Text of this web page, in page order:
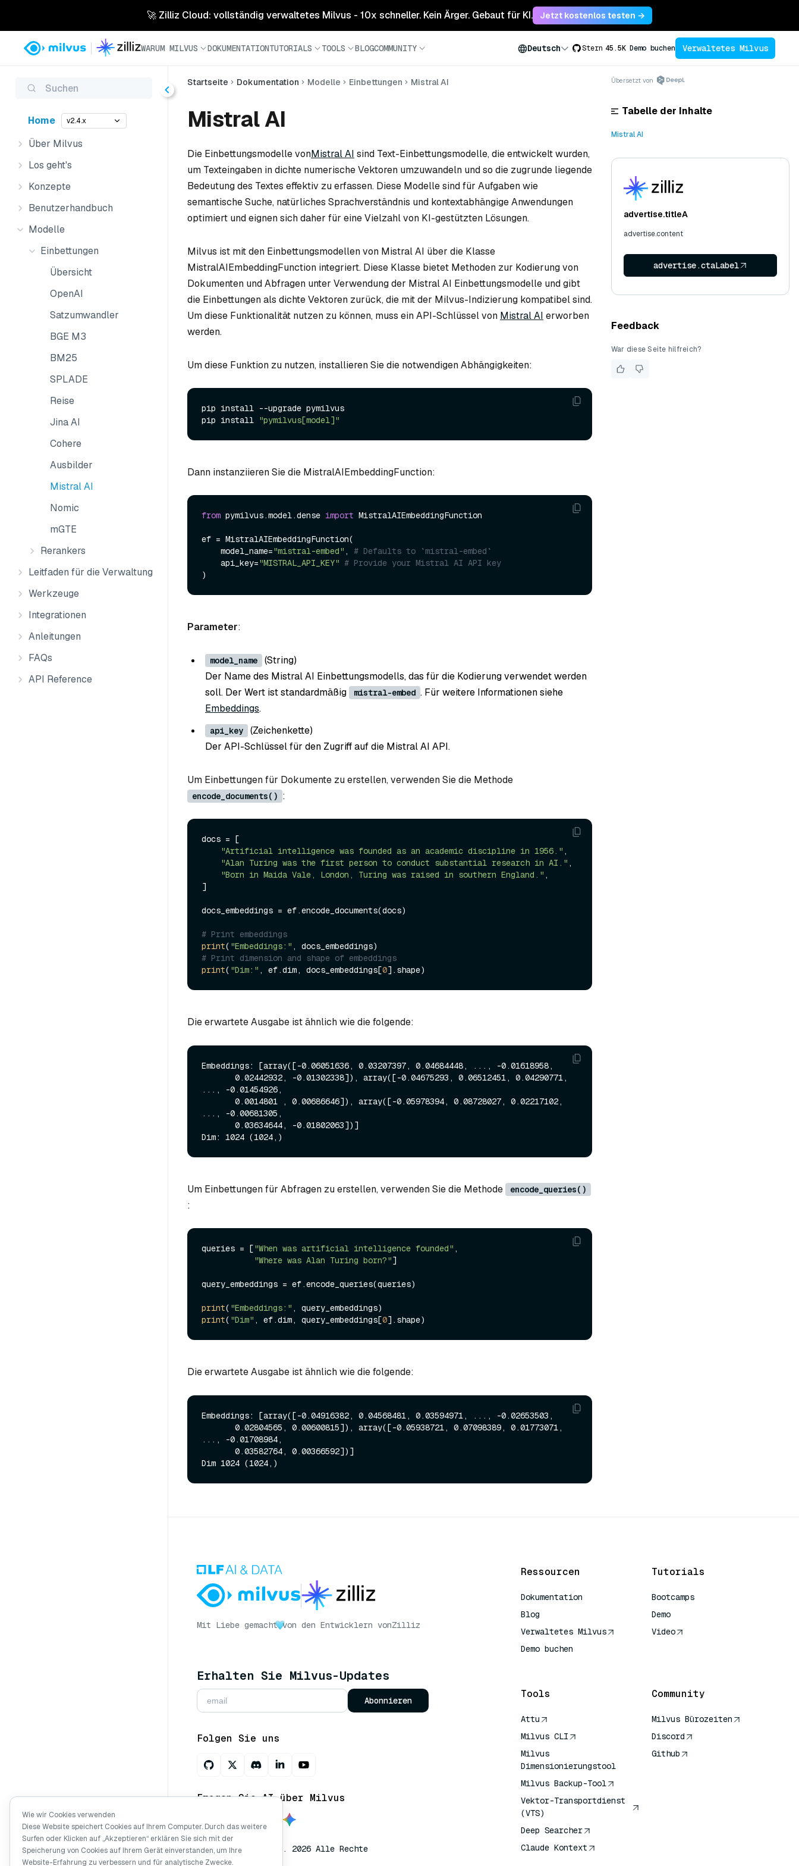
🚀 Zilliz Cloud: vollständig verwaltetes Milvus - 10x schneller. Kein Ärger. Gebaut für KI. Jetzt kostenlos testen →
WARUM MILVUS DOKUMENTATIONTUTORIALS TOOLS BLOGCOMMUNITY Deutsch Stern 45.5K Demo buchen Verwaltetes Milvus
Suchen
Home v2.4.x
Über Milvus
Los geht's
Konzepte
Benutzerhandbuch
Modelle
Einbettungen
Übersicht
OpenAI
Satzumwandler
BGE M3
BM25
SPLADE
Reise
Jina AI
Cohere
Ausbilder
Mistral AI
Nomic
mGTE
Rerankers
Leitfaden für die Verwaltung
Werkzeuge
Integrationen
Anleitungen
FAQs
API Reference
Startseite Dokumentation Modelle Einbettungen Mistral AI
Mistral AI
Die Einbettungsmodelle vonMistral AI sind Text-Einbettungsmodelle, die entwickelt wurden,
um Texteingaben in dichte numerische Vektoren umzuwandeln und so die zugrunde liegende
Bedeutung des Textes effektiv zu erfassen. Diese Modelle sind für Aufgaben wie
semantische Suche, natürliches Sprachverständnis und kontextabhängige Anwendungen
optimiert und eignen sich daher für eine Vielzahl von KI-gestützten Lösungen.
Milvus ist mit den Einbettungsmodellen von Mistral AI über die Klasse
MistralAIEmbeddingFunction integriert. Diese Klasse bietet Methoden zur Kodierung von
Dokumenten und Abfragen unter Verwendung der Mistral AI Einbettungsmodelle und gibt
die Einbettungen als dichte Vektoren zurück, die mit der Milvus-Indizierung kompatibel sind.
Um diese Funktionalität nutzen zu können, muss ein API-Schlüssel von Mistral AI erworben
werden.
Um diese Funktion zu nutzen, installieren Sie die notwendigen Abhängigkeiten:
pip install --upgrade pymilvus
pip install "pymilvus[model]"
Dann instanziieren Sie die MistralAIEmbeddingFunction:
from pymilvus.model.dense import MistralAIEmbeddingFunction
ef = MistralAIEmbeddingFunction(
    model_name=
"mistral-embed" , # Defaults to `mistral-embed`
    api_key=
"MISTRAL_API_KEY" # Provide your Mistral AI API key
Parameter:
model_name (String)
Der Name des Mistral AI Einbettungsmodells, das für die Kodierung verwendet werden
soll. Der Wert ist standardmäßig
mistral-embed . Für weitere Informationen siehe
Embeddings.
api_key (Zeichenkette)
Der API-Schlüssel für den Zugriff auf die Mistral AI API.
Um Einbettungen für Dokumente zu erstellen, verwenden Sie die Methode
encode_documents() :
docs = [
"Artificial intelligence was founded as an academic discipline in 1956." ,
"Alan Turing was the first person to conduct substantial research in AI." ,
"Born in Maida Vale, London, Turing was raised in southern England." ,
]
docs_embeddings = ef.encode_documents(docs)
# Print embeddings
print( "Embeddings:"
# Print dimension and shape of embeddings
print( "Dim:" , ef.dim, docs_embeddings[0
Die erwartete Ausgabe ist ähnlich wie die folgende:
Embeddings: [array([-0.06051636, 0.03207397, 0.04684448, ..., -0.01618958,
..., -0.01454926,
..., -0.00681305,
Um Einbettungen für Abfragen zu erstellen, verwenden Sie die Methode encode_queries()
:
queries = ["When was artificial intelligence founded" ,
"Where was Alan Turing born?"]
query_embeddings = ef.encode_queries(queries)
print( "Embeddings:"
print( "Dim" , ef.dim, query_embeddings[0
Die erwartete Ausgabe ist ähnlich wie die folgende:
Embeddings: [array([-0.04916382, 0.04568481, 0.03594971, ..., -0.02653503,
..., -0.01708984,
Übersetzt von
Tabelle der Inhalte
Mistral AI
advertise.titleA
advertise.content
advertise.ctaLabel
Feedback
War diese Seite hilfreich?
Mit Liebe gemacht von den Entwicklern vonZilliz
Erhalten Sie Milvus-Updates
Abonnieren
Folgen Sie uns
Fragen Sie AI über Milvus
Copyright © Milvus. 2026 Alle Rechte
vorbehalten.
Ressourcen
Dokumentation
Blog
Verwaltetes Milvus
Demo buchen
Tutorials
Bootcamps
Demo
Video
Tools
Attu
Milvus CLI
Milvus
Dimensionierungstool
Milvus Backup-Tool
Vektor-Transportdienst
(VTS)
Deep Searcher
Claude Kontext
Community
Milvus Bürozeiten
Discord
Github
Wie wir Cookies verwenden
Diese Website speichert Cookies auf Ihrem Computer. Durch das weitere
Surfen oder Klicken auf „Akzeptieren“ erklären Sie sich mit der
Speicherung von Cookies auf Ihrem Gerät einverstanden, um Ihre
Website-Erfahrung zu verbessern und für analytische Zwecke.